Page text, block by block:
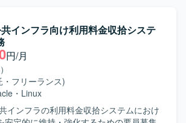
共インフラ向け利用料金収拾システ
円/月
・フリーランス)
・ Linux
インフラの利用料金収拾システムにおけ